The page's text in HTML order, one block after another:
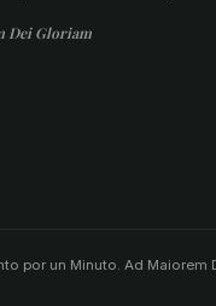
Dei Gloriam
por un Minuto. Ad Maiorem